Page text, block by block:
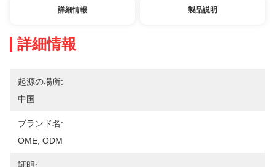
詳細情報 製品説明
詳細情報
起源の場所:
中国
ブランド名:
OME, ODM